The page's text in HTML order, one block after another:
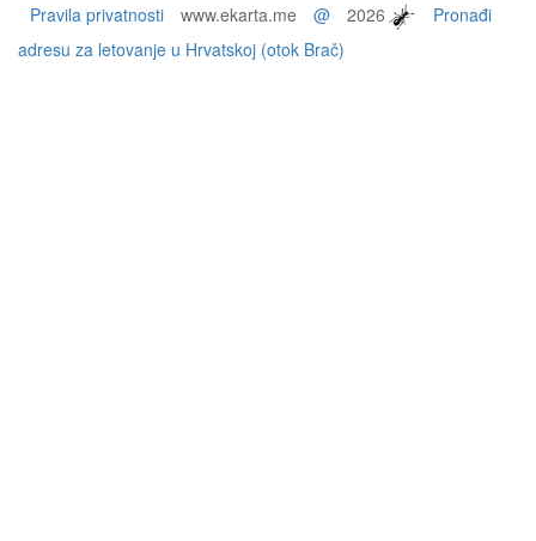
Pravila privatnosti www.ekarta.me @ 2026
Pronađi
adresu za letovanje u Hrvatskoj (otok Brač)